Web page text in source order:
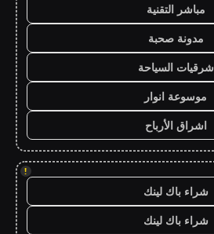
مباشر التقنية
مدونة صحبة
شرقيات السياحة
موسوعة انوار
اشراق الأرباح
!
شراء باك لينك
شراء باك لينك